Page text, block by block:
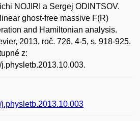
NOJIRI a Sergej ODINTSOV.
ghost-free massive F(R)
and Hamiltonian analysis.
2013, roč. 726, 4-5, s. 918-925.
z: